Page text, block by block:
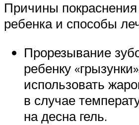
Причины покраснения
ребенка и способы
Прорезывание
ребенку
использовать
в случае
на десна гель.